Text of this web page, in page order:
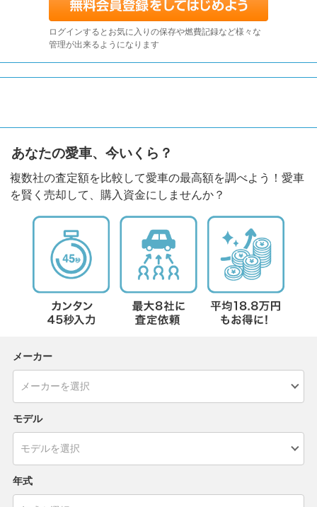
ログインするとお気に入りの保存や燃費記録など様々な
管理が出来るようになります
あなたの愛車、今いくら？
複数社の査定額を比較して愛車の最高額を調べよう！愛車
を賢く売却して、購入資金にしませんか？
メーカー
モデル
年式